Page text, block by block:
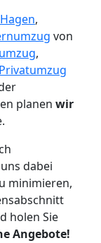
,
von
,
Privatumzug
planen wir
dabei
minimieren,
holen Sie
Angebote!